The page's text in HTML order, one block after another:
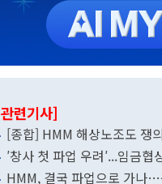
련기사]
[종합] HMM 해상노조도 쟁
′창사 첫 파업 우려′...임금
HMM, 결국 파업으로 가나